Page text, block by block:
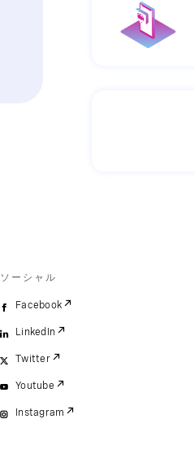
ソーシャル
Facebook
LinkedIn
Twitter
Youtube
Instagram